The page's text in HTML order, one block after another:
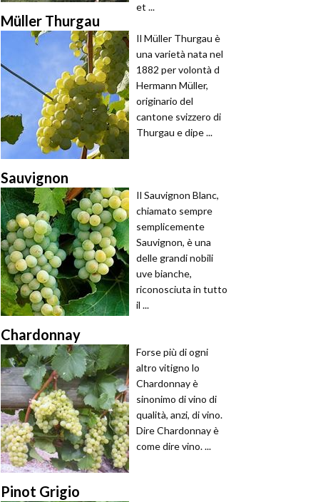
et ...
Müller Thurgau
Il Müller Thurgau è
una varietà nata nel
1882 per volontà d
Hermann Müller,
originario del
cantone svizzero di
Thurgau e dipe ...
Sauvignon
Il Sauvignon Blanc,
chiamato sempre
semplicemente
Sauvignon, è una
delle grandi nobili
uve bianche,
riconosciuta in tutto
il ...
Chardonnay
Forse più di ogni
altro vitigno lo
Chardonnay è
sinonimo di vino di
qualità, anzi, di vino.
Dire Chardonnay è
come dire vino. ...
Pinot Grigio